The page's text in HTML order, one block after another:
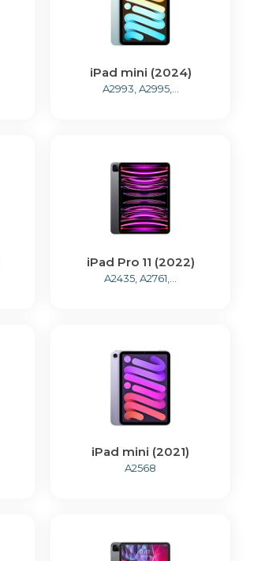
iPad mini (2024)
A2993, A2995,...
iPad Pro 11 (2022)
A2435, A2761,...
iPad mini (2021)
A2568